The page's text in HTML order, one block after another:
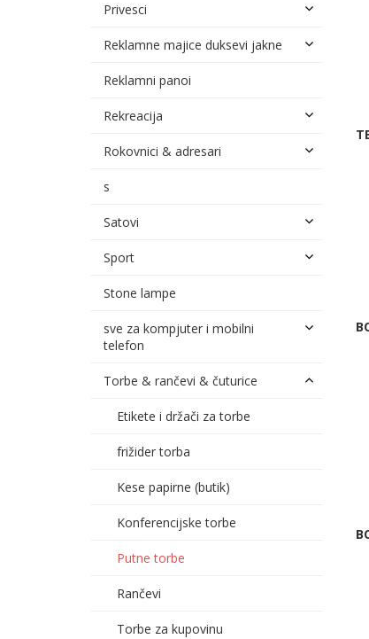
Privesci
Reklamne majice duksevi jakne
Reklamni panoi
Rekreacija
Rokovnici & adresari
s
Satovi
Sport
Stone lampe
sve za kompjuter i mobilni
telefon
Torbe & rančevi & čuturice
Etikete i držači za torbe
frižider torba
Kese papirne (butik)
Konferencijske torbe
Putne torbe
Rančevi
Torbe za kupovinu